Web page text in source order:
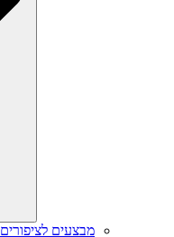
מבצעים לציפורים